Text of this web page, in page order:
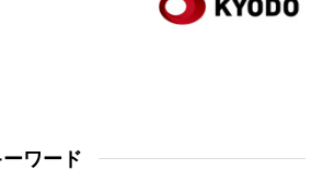
ワード